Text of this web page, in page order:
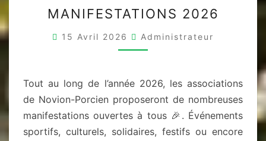
2026
MANIFESTATIONS 2026
15 Avril 2026 Administrateur
Tout au long de l’année 2026, les associations
de Novion-Porcien proposeront de nombreuses
manifestations ouvertes à tous 🎉. Événements
sportifs, culturels, solidaires, festifs ou encore